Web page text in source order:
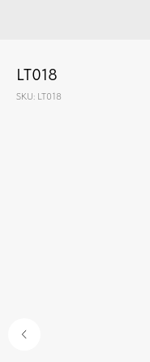
LT018
SKU: LT018